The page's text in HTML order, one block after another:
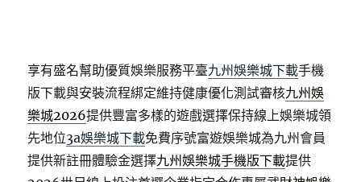
享有盛名幫助優質娛樂服務平臺九州娛樂城下載手機
版下載與安裝流程綁定維持健康優化測試審核九州娛
樂城2026提供豐富多樣的遊戲選擇保持線上娛樂城領
先地位3a娛樂城下載免費序號富遊娛樂城為九州會員
提供新註冊體驗金選擇九州娛樂城手機版下載提供